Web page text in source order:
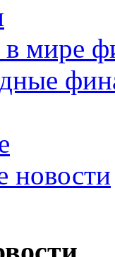
мире
новости